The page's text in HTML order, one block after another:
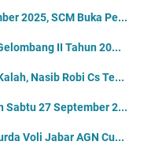
2025, SCM Buka Pe...
II Tahun 20...
Nasib Robi Cs Te...
Sabtu 27 September 2...
Voli Jabar AGN Cu...